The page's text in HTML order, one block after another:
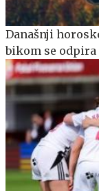
Današnji
bikom se